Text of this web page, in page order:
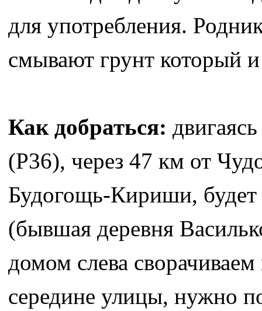
для употребления.
смывают грунт который
Как добраться:
(Р36), через 47 км от
Будогощь-Кириши, будет
(бывшая деревня
домом слева
середине улицы, нужно